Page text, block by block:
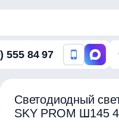
555 84 97
Светодиодный
SKY PROM Ш145